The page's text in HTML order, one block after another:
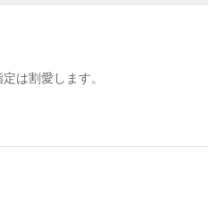
は割愛します。